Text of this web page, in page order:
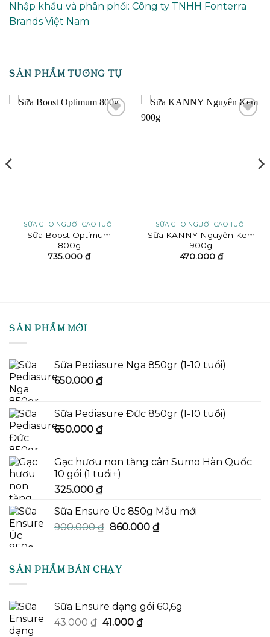
Nhập khẩu và phân phối: Công ty TNHH Fonterra
Brands Việt Nam
SẢN PHẨM TƯƠNG TỰ
SỮA CHO NGƯỜI CAO TUỔI
Sữa Boost Optimum
800g
735.000 ₫
SỮA CHO NGƯỜI CAO TUỔI
Sữa KANNY Nguyên Kem
900g
470.000 ₫
SẢN PHẨM MỚI
Sữa Pediasure Nga 850gr (1-10 tuổi)
650.000 ₫
Sữa Pediasure Đức 850gr (1-10 tuổi)
650.000 ₫
Gạc hươu non tăng cân Sumo Hàn Quốc
10 gói (1 tuổi+)
325.000 ₫
Sữa Ensure Úc 850g Mẫu mới
900.000₫ Giá
900.000 ₫.
860.000 ₫Giá
SẢN PHẨM BÁN CHẠY
Sữa Ensure dạng gói 60,6g
43.000₫ Giá
41.000 ₫Giá